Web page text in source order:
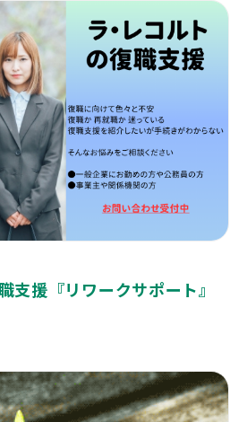
支援『リワークサポート』